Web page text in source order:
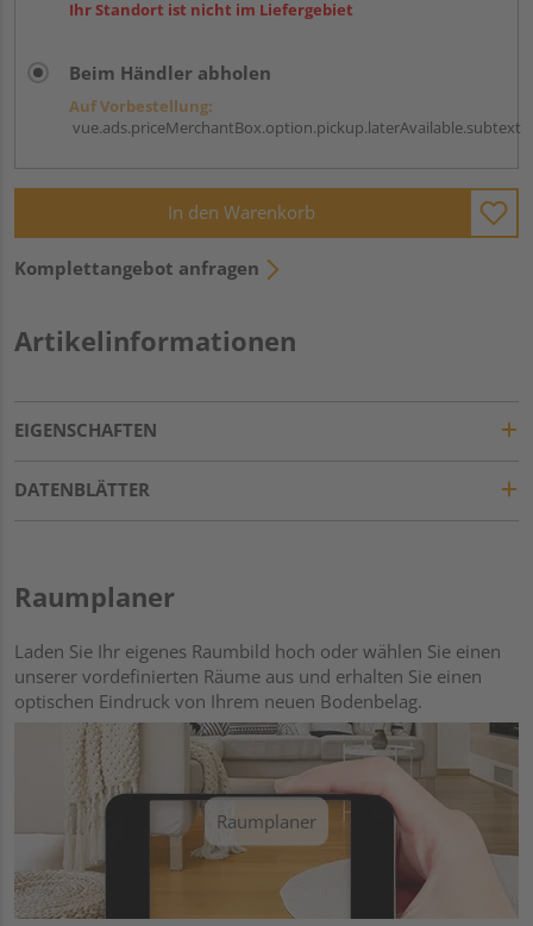
Ihr Standort ist nicht im Liefergebiet
Beim Händler abholen
Auf Vorbestellung:
vue.ads.priceMerchantBox.option.pickup.laterAvailable.subtext
In den Warenkorb
Komplettangebot anfragen
Artikelinformationen
EIGENSCHAFTEN
DATENBLÄTTER
Raumplaner
Laden Sie Ihr eigenes Raumbild hoch oder wählen Sie einen
unserer vordefinierten Räume aus und erhalten Sie einen
optischen Eindruck von Ihrem neuen Bodenbelag.
Raumplaner